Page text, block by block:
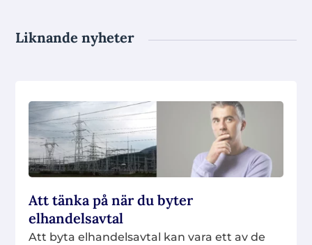
Liknande nyheter
Att tänka på när du byter
elhandelsavtal
Att byta elhandelsavtal kan vara ett av de